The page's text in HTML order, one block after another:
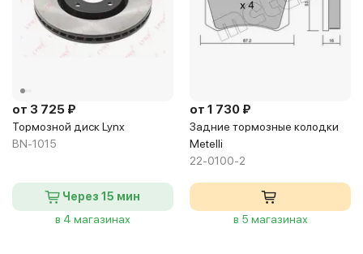
от 3 725 ₽
Тормозной диск Lynx
BN-1015
Через 15 мин
в 4 магазинах
от 1 730 ₽
Задние тормозные колодки
Metelli
22-0100-2
в 5 магазинах